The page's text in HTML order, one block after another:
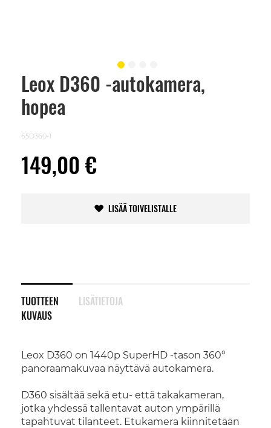
Leox D360 -autokamera,
hopea
65D360-1
149,00 €
LISÄÄ TOIVELISTALLE
TUOTTEEN
KUVAUS
Leox D360 on 1440p SuperHD -tason 360°
panoraamakuvaa näyttävä autokamera.
D360 sisältää sekä etu- että takakameran,
jotka yhdessä tallentavat auton ympärillä
tapahtuvat tilanteet. Etukamera kiinnitetään
LISÄTIETOJA
Skip
beginning
images